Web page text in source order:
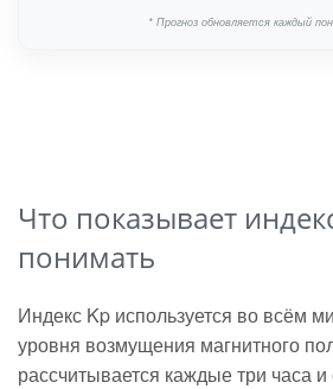
* Прогноз обновляется каждый
Что показывает
понимать
Индекс Kp используется во всём
уровня возмущения магнитного
рассчитывается каждые три часа